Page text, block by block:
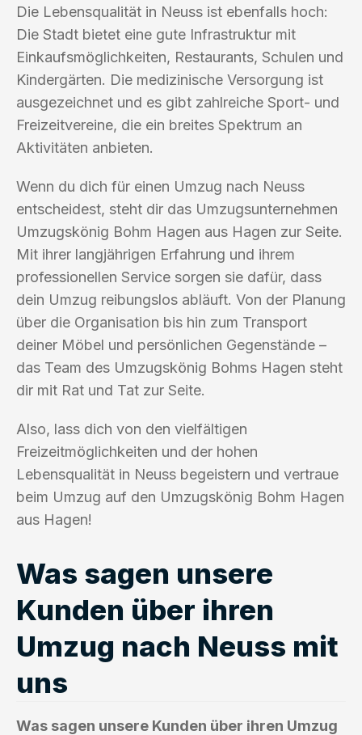
Die Lebensqualität in Neuss ist ebenfalls hoch:
Die Stadt bietet eine gute Infrastruktur mit
Einkaufsmöglichkeiten, Restaurants, Schulen und
Kindergärten. Die medizinische Versorgung ist
ausgezeichnet und es gibt zahlreiche Sport- und
Freizeitvereine, die ein breites Spektrum an
Aktivitäten anbieten.
Wenn du dich für einen Umzug nach Neuss
entscheidest, steht dir das Umzugsunternehmen
Umzugskönig Bohm Hagen aus Hagen zur Seite.
Mit ihrer langjährigen Erfahrung und ihrem
professionellen Service sorgen sie dafür, dass
dein Umzug reibungslos abläuft. Von der Planung
über die Organisation bis hin zum Transport
deiner Möbel und persönlichen Gegenstände –
das Team des Umzugskönig Bohms Hagen steht
dir mit Rat und Tat zur Seite.
Also, lass dich von den vielfältigen
Freizeitmöglichkeiten und der hohen
Lebensqualität in Neuss begeistern und vertraue
beim Umzug auf den Umzugskönig Bohm Hagen
aus Hagen!
Was sagen unsere
Kunden über ihren
Umzug nach Neuss mit
uns
Was sagen unsere Kunden über ihren Umzug